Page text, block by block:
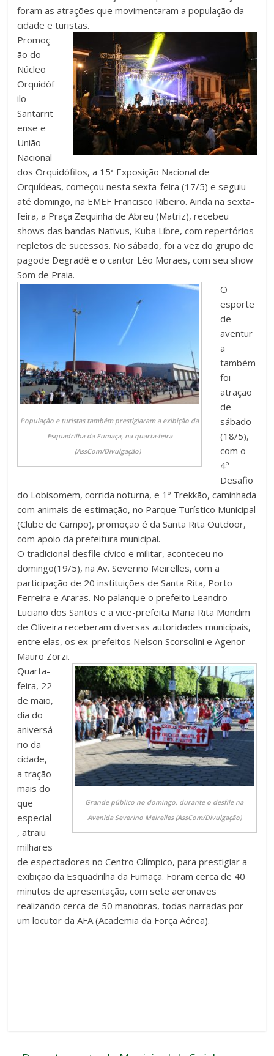
foram as atrações que movimentaram a população da
cidade e turistas.
Promoç
ão do
Núcleo
Orquidóf
ilo
Santarrit
ense e
União
Nacional
dos Orquidófilos, a 15ª Exposição Nacional de
Orquídeas, começou nesta sexta-feira (17/5) e seguiu
até domingo, na EMEF Francisco Ribeiro. Ainda na sexta-
feira, a Praça Zequinha de Abreu (Matriz), recebeu
shows das bandas Nativus, Kuba Libre, com repertórios
repletos de sucessos. No sábado, foi a vez do grupo de
pagode Degradê e o cantor Léo Moraes, com seu show
Som de Praia.
População e turistas também prestigiaram a exibição da
Esquadrilha da Fumaça, na quarta-feira
(AssCom/Divulgação)
O
esporte
de
aventur
a
também
foi
atração
de
sábado
(18/5),
com o
4º
Desafio
do Lobisomem, corrida noturna, e 1º Trekkão, caminhada
com animais de estimação, no Parque Turístico Municipal
(Clube de Campo), promoção é da Santa Rita Outdoor,
com apoio da prefeitura municipal.
O tradicional desfile cívico e militar, aconteceu no
domingo(19/5), na Av. Severino Meirelles, com a
participação de 20 instituições de Santa Rita, Porto
Ferreira e Araras. No palanque o prefeito Leandro
Luciano dos Santos e a vice-prefeita Maria Rita Mondim
de Oliveira receberam diversas autoridades municipais,
entre elas, os ex-prefeitos Nelson Scorsolini e Agenor
Mauro Zorzi.
Grande público no domingo, durante o desfile na
Avenida Severino Meirelles (AssCom/Divulgação)
Quarta-
feira, 22
de maio,
dia do
aniversá
rio da
cidade,
a tração
mais do
que
especial
, atraiu
milhares
de espectadores no Centro Olímpico, para prestigiar a
exibição da Esquadrilha da Fumaça. Foram cerca de 40
minutos de apresentação, com sete aeronaves
realizando cerca de 50 manobras, todas narradas por
um locutor da AFA (Academia da Força Aérea).